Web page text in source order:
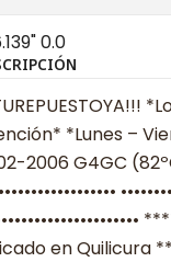
0.0
*Lunes –
2006 G4GC (82ºC)
en Quilicura